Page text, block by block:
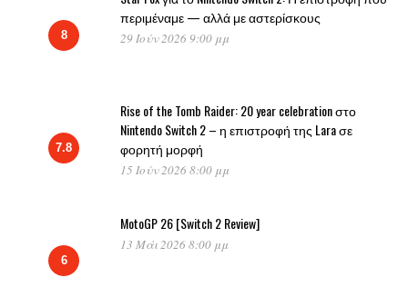
8
περιμέναμε — αλλά με αστερίσκους
29 Ιούν 2026 9:00 μμ
7.8
Rise of the Tomb Raider: 20 year celebration στο
Nintendo Switch 2 – η επιστροφή της Lara σε
φορητή μορφή
15 Ιούν 2026 8:00 μμ
6
MotoGP 26 [Switch 2 Review]
13 Μάι 2026 8:00 μμ